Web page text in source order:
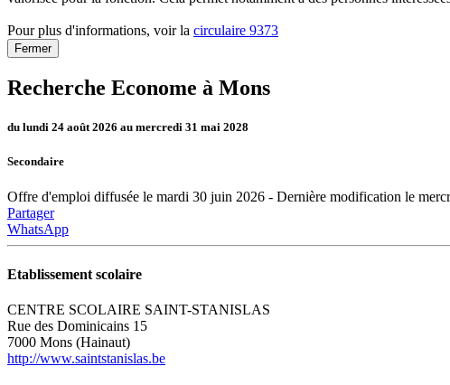
Pour plus d'informations, voir la circulaire 9373
Fermer
Recherche Econome à Mons
du lundi 24 août 2026 au mercredi 31 mai 2028
Secondaire
Offre d'emploi diffusée le mardi 30 juin 2026 - Dernière modification le
Partager
WhatsApp
Etablissement scolaire
CENTRE SCOLAIRE SAINT-STANISLAS
Rue des Dominicains 15
7000 Mons (Hainaut)
http://www.saintstanislas.be